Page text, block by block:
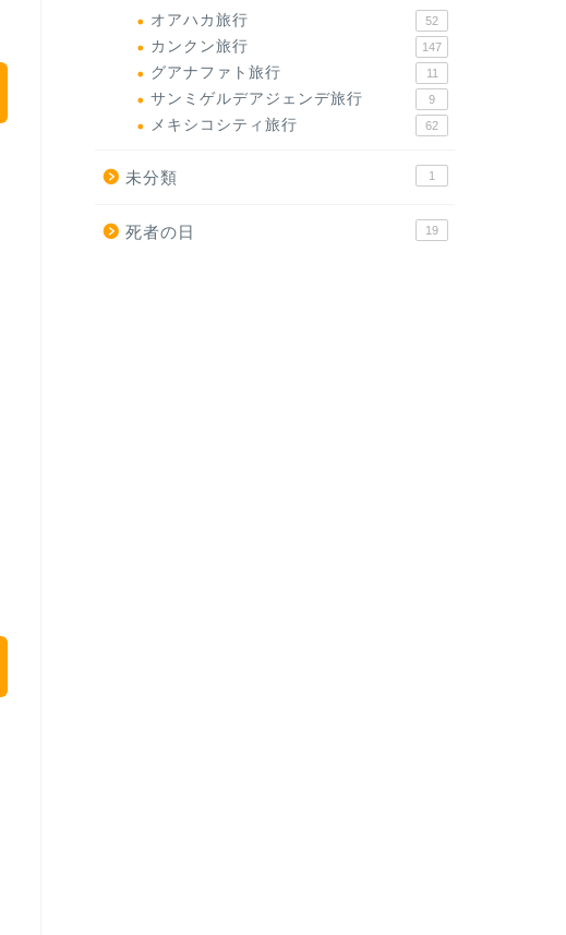
オアハカ旅行 52
カンクン旅行 147
グアナファト旅行 11
サンミゲルデアジェンデ旅行 9
メキシコシティ旅行 62
未分類 1
死者の日 19